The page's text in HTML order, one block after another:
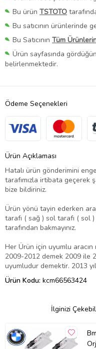
Bu ürün TSTOTO
Bu satıcının ürünlerinde
Bu Satıcının Tüm
Ürün sayfasında
belirlenmektedir.
Ödeme Seçenekleri
Ürün Açıklaması
Hatalı ürün gönderimini
tarafımızla irtibata geçerek
bize bildiriniz.
Ürün yönü tayin ederken
tarafı ( sağ ) sol tarafı ( sol
tarafından bakmayınız.
Her Ürün için uyumlu
2009-2012 demek 2009 ile
uyumludur demektir. 2013
Ürün Kodu: kcm66563424
İlginizi